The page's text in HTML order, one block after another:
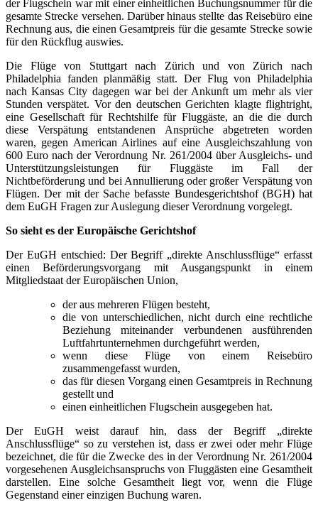
der Flugschein war mit einer einheitlichen Buchungsnummer für die
gesamte Strecke versehen. Darüber hinaus stellte das Reisebüro eine
Rechnung aus, die einen Gesamtpreis für die gesamte Strecke sowie
für den Rückflug auswies.
Die Flüge von Stuttgart nach Zürich und von Zürich nach
Philadelphia fanden planmäßig statt. Der Flug von Philadelphia
nach Kansas City dagegen war bei der Ankunft um mehr als vier
Stunden verspätet. Vor den deutschen Gerichten klagte flightright,
eine Gesellschaft für Rechtshilfe für Fluggäste, an die die durch
diese Verspätung entstandenen Ansprüche abgetreten worden
waren, gegen American Airlines auf eine Ausgleichszahlung von
600 Euro nach der Verordnung Nr. 261/2004 über Ausgleichs- und
Unterstützungsleistungen für Fluggäste im Fall der
Nichtbeförderung und bei Annullierung oder großer Verspätung von
Flügen. Der mit der Sache befasste Bundesgerichtshof (BGH) hat
dem EuGH Fragen zur Auslegung dieser Verordnung vorgelegt.
So sieht es der Europäische Gerichtshof
Der EuGH entschied: Der Begriff „direkte Anschlussflüge“ erfasst
einen Beförderungsvorgang mit Ausgangspunkt in einem
Mitgliedstaat der Europäischen Union,
der aus mehreren Flügen besteht,
die von unterschiedlichen, nicht durch eine rechtliche
Beziehung miteinander verbundenen ausführenden
Luftfahrtunternehmen durchgeführt werden,
wenn diese Flüge von einem Reisebüro
zusammengefasst wurden,
das für diesen Vorgang einen Gesamtpreis in Rechnung
gestellt und
einen einheitlichen Flugschein ausgegeben hat.
Der EuGH weist darauf hin, dass der Begriff „direkte
Anschlussflüge“ so zu verstehen ist, dass er zwei oder mehr Flüge
bezeichnet, die für die Zwecke des in der Verordnung Nr. 261/2004
vorgesehenen Ausgleichsanspruchs von Fluggästen eine Gesamtheit
darstellen. Eine solche Gesamtheit liegt vor, wenn die Flüge
Gegenstand einer einzigen Buchung waren.